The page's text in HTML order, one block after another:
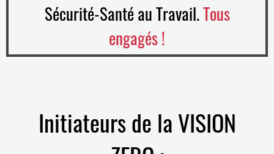
Sécurité-Santé au Travail.Tous
engagés !
Initiateurs de la VISION